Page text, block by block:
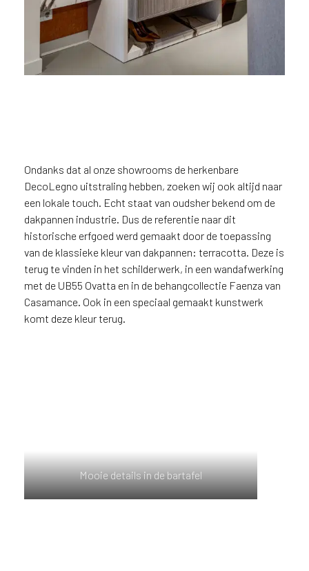
De kleur van dakpannen in
behang
Ondanks dat al onze showrooms de herkenbare
DecoLegno uitstraling hebben, zoeken wij ook altijd naar
een lokale touch. Echt staat van oudsher bekend om de
dakpannen industrie. Dus de referentie naar dit
historische erfgoed werd gemaakt door de toepassing
van de klassieke kleur van dakpannen: terracotta. Deze is
terug te vinden in het schilderwerk, in een wandafwerking
met de UB55 Ovatta en in de behangcollectie Faenza van
Casamance. Ook in een speciaal gemaakt kunstwerk
komt deze kleur terug.
Mooie details in de bartafel